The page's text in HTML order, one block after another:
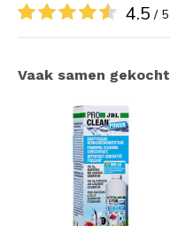
4.5 / 5
Vaak samen gekocht